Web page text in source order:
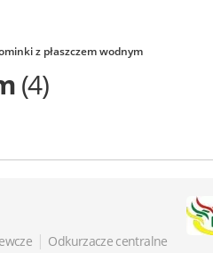
z płaszczem wodnym
(4)
| Odkurzacze centralne